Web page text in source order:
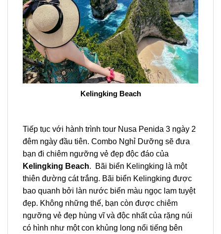
Kelingking Beach
Tiếp tục với hành trình tour Nusa Penida 3 ngày 2
đêm ngày đầu tiên. Combo Nghỉ Dưỡng sẽ đưa
bạn đi chiêm ngưỡng vẻ đẹp độc đáo của
Kelingking Beach. Bãi biển Kelingking là một
thiên đường cát trắng. Bãi biển Kelingking được
bao quanh bởi làn nước biển màu ngọc lam tuyệt
đẹp. Không những thế, bạn còn được chiêm
ngưỡng vẻ đẹp hùng vĩ và độc nhất của rặng núi
có hình như một con khủng long nổi tiếng bên